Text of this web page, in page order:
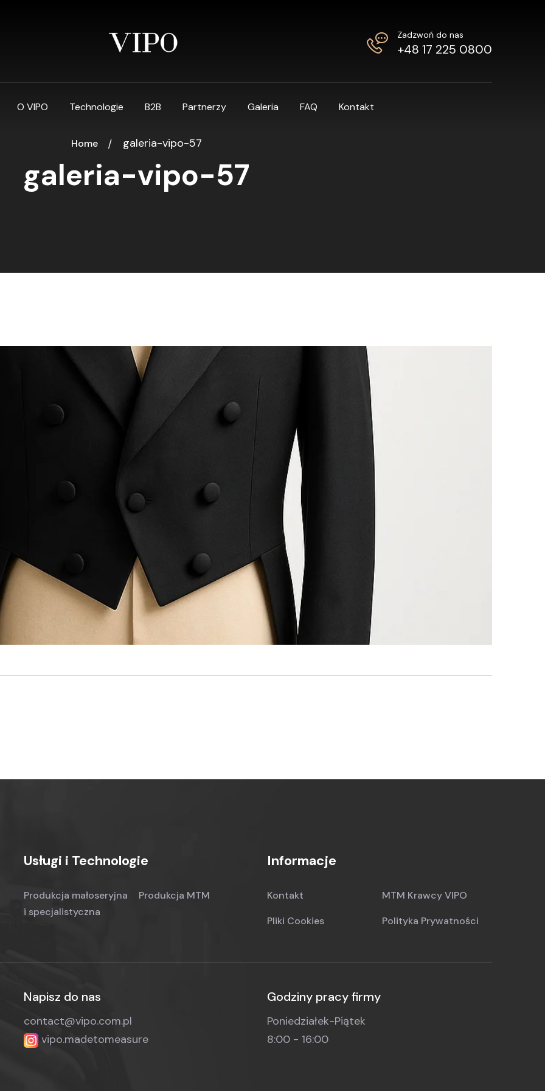
Zadzwoń do nas
+48 17 225 0800
O VIPO Technologie B2B Partnerzy Galeria FAQ Kontakt
Home galeria-vipo-57
galeria-vipo-57
Usługi i Technologie
Produkcja małoseryjna
i specjalistyczna
Produkcja MTM
Informacje
Kontakt
MTM Krawcy VIPO
Pliki Cookies
Polityka Prywatności
Napisz do nas
contact@vipo.com.pl
vipo.madetomeasure
Godziny pracy firmy
Poniedziałek-Piątek
8:00 - 16:00